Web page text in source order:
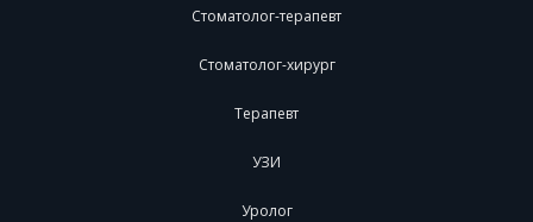
Стоматолог-терапевт
Стоматолог-хирург
Терапевт
УЗИ
Уролог